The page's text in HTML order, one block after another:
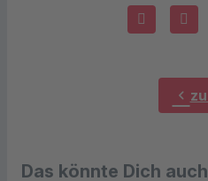
chevron_left
Das könnte Dich